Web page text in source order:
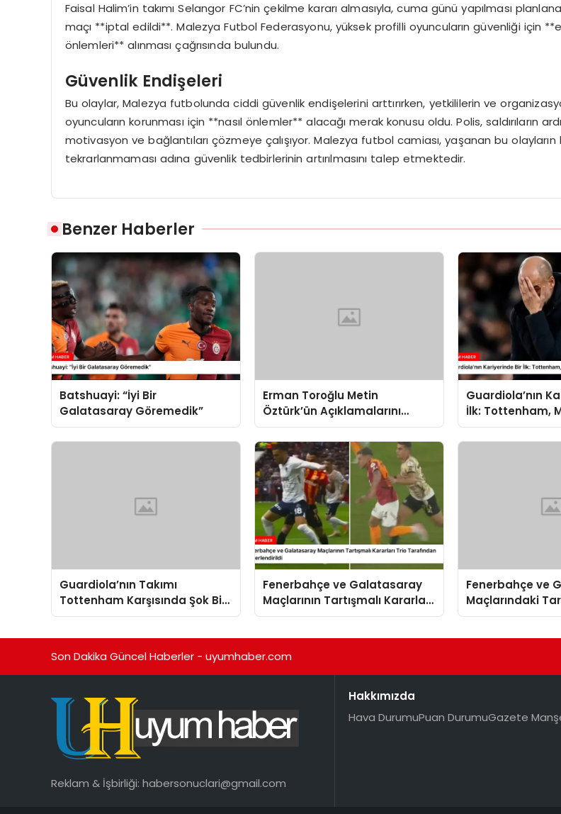
Faisal Halim’in takımı Selangor FC’nin çekilme kararı almasıyla, cuma günü yapılması
maçı **iptal edildi**. Malezya Futbol Federasyonu, yüksek profilli oyuncuların güvenliği için
önlemleri** alınması çağrısında bulundu.
Güvenlik Endişeleri
Bu olaylar, Malezya futbolunda ciddi güvenlik endişelerini arttırırken, yetkililerin ve
oyuncuların korunması için **nasıl önlemler** alacağı merak konusu oldu. Polis, saldırıların
motivasyon ve bağlantıları çözmeye çalışıyor. Malezya futbol camiası, yaşanan bu olayların
tekrarlanmaması adına güvenlik tedbirlerinin artırılmasını talep etmektedir.
Benzer Haberler
Batshuayi: “İyi Bir
Galatasaray Göremedik”
Erman Toroğlu Metin
Öztürk’ün Açıklamalarını
Değerlendirdi: “Okan Buruk
Resmen Tehdit Etti!”
Guardiola’nın
İlk: Tottenham,
City’yi 4-0
Guardiola’nın Takımı
Tottenham Karşısında Şok Bir
Mağlubiyet Aldı
Fenerbahçe ve Galatasaray
Maçlarının Tartışmalı Kararları
Trio Tarafından Değerlendirildi
Fenerbahçe ve
Maçlarındaki
Kararlar
Son Dakika Güncel Haberler - uyumhaber.com
Reklam & İşbirliği: habersonuclari@gmail.com
Hakkımızda
Hava DurumuPuan DurumuGazete